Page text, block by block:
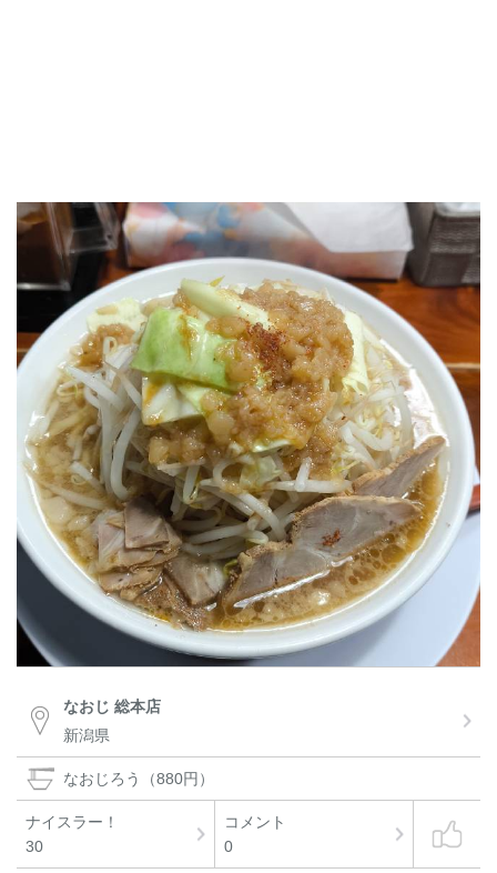
なおじ 総本店
新潟県
なおじろう（880円）
ナイスラー！
30
コメント
0